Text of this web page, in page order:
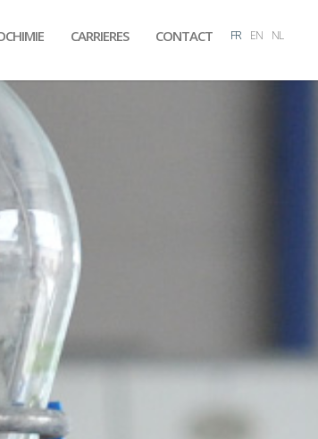
CARRIERES CONTACT FR EN NL